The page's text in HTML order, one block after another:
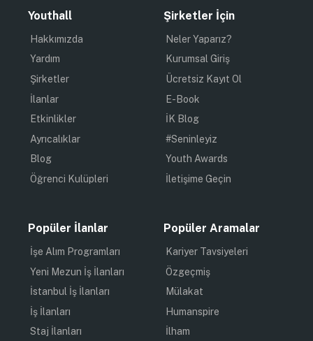
Youthall
Hakkımızda
Yardım
Şirketler
İlanlar
Etkinlikler
Ayrıcalıklar
Blog
Öğrenci Kulüpleri
Şirketler İçin
Neler Yaparız?
Kurumsal Giriş
Ücretsiz Kayıt Ol
E-Book
İK Blog
#Seninleyiz
Youth Awards
İletişime Geçin
Popüler İlanlar
İşe Alım Programları
Yeni Mezun İş İlanları
İstanbul İş İlanları
İş İlanları
Staj İlanları
Popüler Aramalar
Kariyer Tavsiyeleri
Özgeçmiş
Mülakat
Humanspire
İlham